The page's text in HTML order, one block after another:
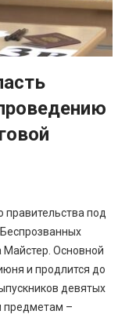
правительства под
Основной
и продлится до
девятых
предметам –